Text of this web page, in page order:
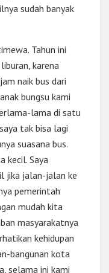
sudah banyak
Tahun ini
karena
naik bus dari
bungsu kami
lama di satu
tak bisa lagi
suasana bus.
kecil. Saya
jika jalan-jalan ke
pemerintah
mudah kita
masyarakatnya
kehidupan
bangunan kota
selama ini kami